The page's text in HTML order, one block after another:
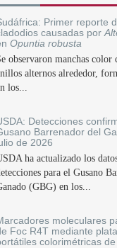
Primer reporte
causadas por
Opuntia robusta
observaron manchas color
alternos alrededor,
los...
Detecciones
Barrenador del
de 2026
ha actualizado los
para el Gusano
(GBG) en los...
moleculares
Foc R4T mediante
colorimétricas